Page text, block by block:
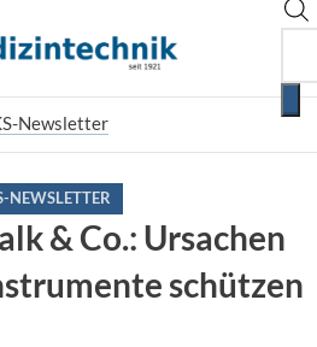
Newsletter
NEWSLETTER
& Co.: Ursachen
schützen